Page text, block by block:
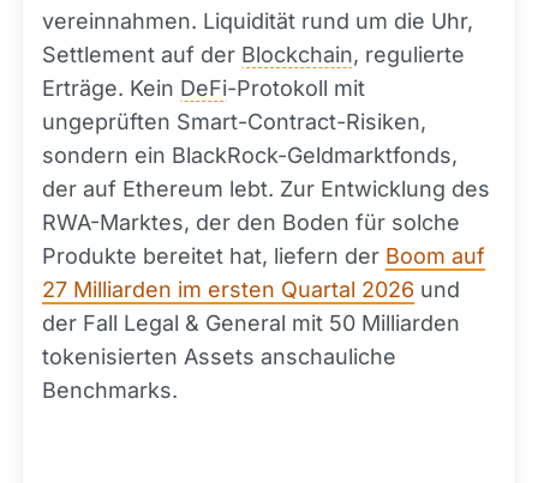
vereinnahmen. Liquidität rund um die Uhr,
Settlement auf der Blockchain, regulierte
Erträge. Kein DeFi-Protokoll mit
ungeprüften Smart-Contract-Risiken,
sondern ein BlackRock-Geldmarktfonds,
der auf Ethereum lebt. Zur Entwicklung des
RWA-Marktes, der den Boden für solche
Produkte bereitet hat, liefern der Boom auf
27 Milliarden im ersten Quartal 2026 und
der Fall Legal & General mit 50 Milliarden
tokenisierten Assets anschauliche
Benchmarks.